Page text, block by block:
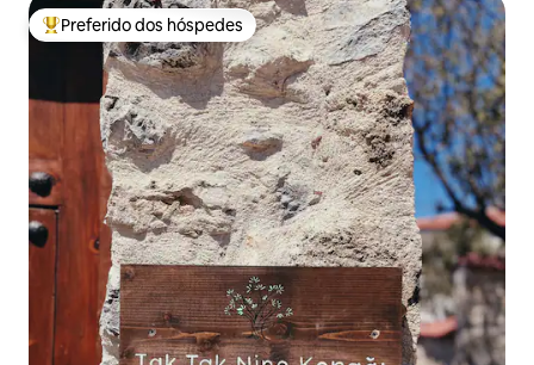
Entre os melhores preferidos dos hóspedes
Preferido dos hóspedes